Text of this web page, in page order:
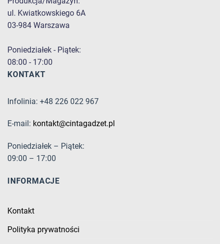
ul. Kwiatkowskiego 6A
03-984 Warszawa
Poniedziałek - Piątek:
08:00 - 17:00
KONTAKT
Infolinia: +48 226 022 967
E-mail: kontakt@cintagadzet.pl
Poniedziałek – Piątek:
09:00 – 17:00
INFORMACJE
Kontakt
Polityka prywatności